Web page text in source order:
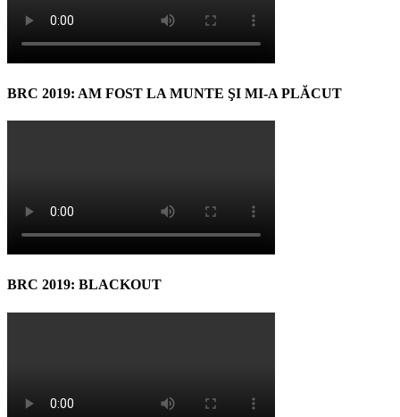
BRC 2019: AM FOST LA MUNTE ŞI MI-A PLĂCUT
BRC 2019: BLACKOUT